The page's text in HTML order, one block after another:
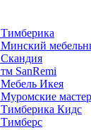
Тимберика
Минский
Скандия
тм SanRemi
Мебель Икея
Муромские
Тимберика Кидс
Тимберс